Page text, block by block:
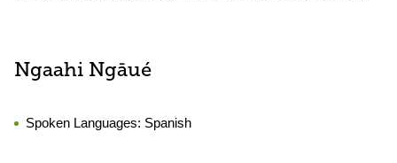
Ngaahi Ngāué
Spoken Languages: Spanish